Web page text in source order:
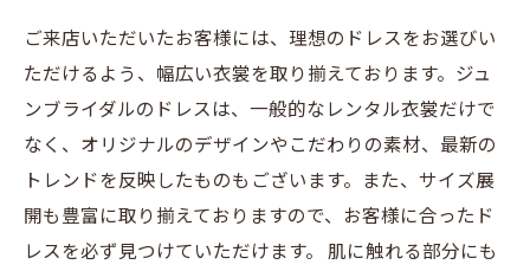
ご来店いただいたお客様には、理想のドレスをお選びい
ただけるよう、幅広い衣裳を取り揃えております。ジュ
ンブライダルのドレスは、一般的なレンタル衣裳だけで
なく、オリジナルのデザインやこだわりの素材、最新の
トレンドを反映したものもございます。また、サイズ展
開も豊富に取り揃えておりますので、お客様に合ったド
レスを必ず見つけていただけます。 肌に触れる部分にも